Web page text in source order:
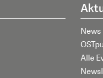
News
Alle